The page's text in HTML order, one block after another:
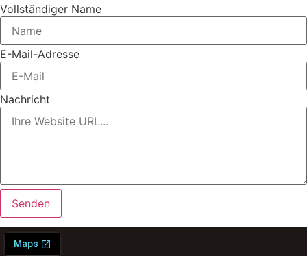
Vollständiger Name
E-Mail-Adresse
Nachricht
Senden